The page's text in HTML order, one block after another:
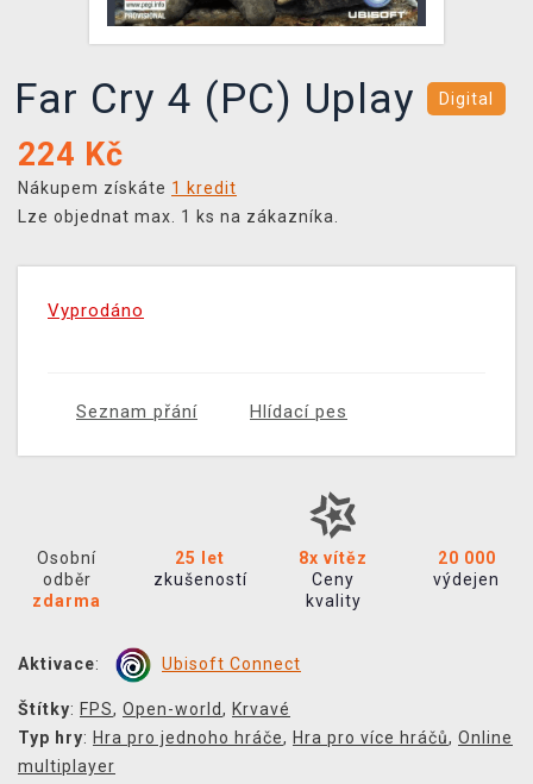
Far Cry 4 (PC) Uplay Digital
224 Kč
Nákupem získáte 1 kredit
Lze objednat max. 1 ks na zákazníka.
Vyprodáno
Seznam přání Hlídací pes
Osobní
odběr
zdarma
25 let
zkušeností
8x vítěz
Ceny
kvality
20 000
výdejen
Aktivace: Ubisoft Connect
Štítky: FPS, Open-world, Krvavé
Typ hry: Hra pro jednoho hráče, Hra pro více hráčů, Online
multiplayer